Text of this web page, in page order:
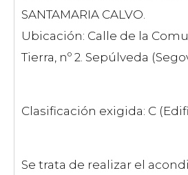
SANTAMARIA CALVO.
Ubicación: Calle de la
Tierra, nº 2. Sepúlveda
Clasificación exigida: C
Se trata de realizar el